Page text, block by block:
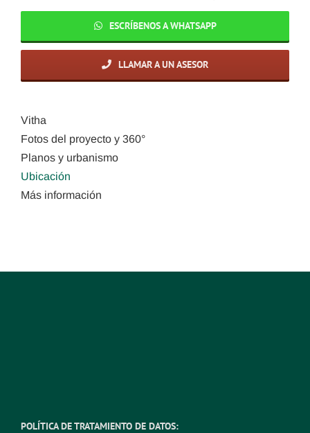
ESCRÍBENOS A WHATSAPP
LLAMAR A UN ASESOR
Vitha
Fotos del proyecto y 360°
Planos y urbanismo
Ubicación
Más información
POLÍTICA DE TRATAMIENTO DE DATOS: